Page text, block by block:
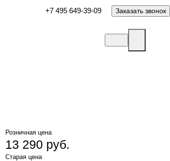
+7 495 649-39-09 Заказать звонок
Розничная цена
13 290 руб.
Старая цена